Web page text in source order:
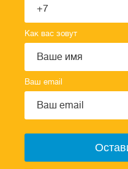
Как вас зовут
Ваш email